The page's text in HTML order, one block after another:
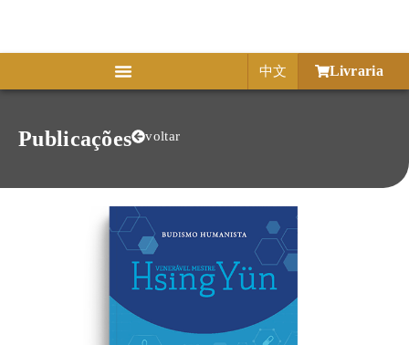
中文 Livraria
Publicações voltar